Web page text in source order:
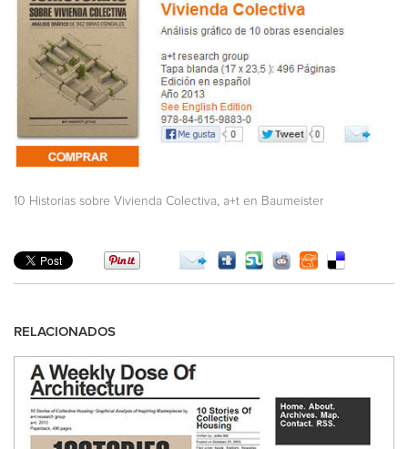
10 Historias sobre Vivienda Colectiva, a+t en Baumeister
RELACIONADOS